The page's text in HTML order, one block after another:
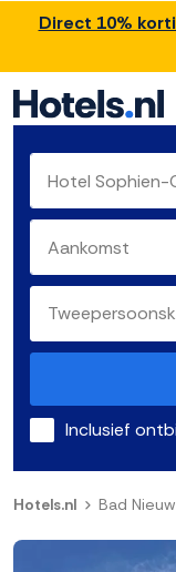
Direct 10%
Inclusief
Hotels.nl Bad